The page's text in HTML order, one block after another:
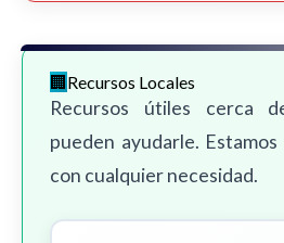
Recursos Locales
Recursos útiles cerca
pueden ayudarle.
con cualquier necesidad.